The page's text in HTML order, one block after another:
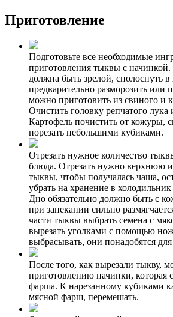
Приготовление
Подготовьте все необходимые
приготовления тыквы с начинкой.
должна быть зрелой, сполоснуть
предварительно разморозить или
можно приготовить из свиного и
Очистить головку репчатого лука
Картофель почистить от кожуры,
порезать небольшими кубиками.
Отрезать нужное количество
блюда. Отрезать нужно верхнюю
тыквы, чтобы получалась чаша,
убрать на хранение в
Дно обязательно должно быть с
при запекании сильно
части тыквы выбрать семена с
вырезать уголками с помощью
выбрасывать, они понадобятся
После того, как вырезали тыкву,
приготовлению начинки, которая
фарша. К нарезанному кубиками
мясной фарш, перемешать.